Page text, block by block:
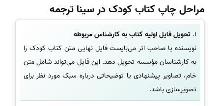
مراحل چاپ کتاب کودک در سینا ترجمه
1. تحویل فایل اولیه کتاب به کارشناس مربوطه
نویسنده یا صاحب اثر می‌بایست فایل نهایی متن کتاب کودک را
به کارشناسان مؤسسه تحویل دهد. این فایل می‌تواند شامل متن
خام، تصاویر پیشنهادی یا توضیحاتی درباره سبک مورد نظر برای
تصویرسازی باشد.